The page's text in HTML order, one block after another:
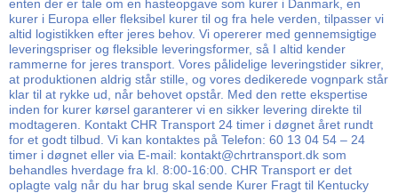
enten der er tale om en hasteopgave som kurer i Danmark, en
kurer i Europa eller fleksibel kurer til og fra hele verden, tilpasser vi
altid logistikken efter jeres behov. Vi opererer med gennemsigtige
leveringspriser og fleksible leveringsformer, så I altid kender
rammerne for jeres transport. Vores pålidelige leveringstider sikrer,
at produktionen aldrig står stille, og vores dedikerede vognpark står
klar til at rykke ud, når behovet opstår. Med den rette ekspertise
inden for kurer kørsel garanterer vi en sikker levering direkte til
modtageren. Kontakt CHR Transport 24 timer i døgnet året rundt
for et godt tilbud. Vi kan kontaktes på Telefon: 60 13 04 54 – 24
timer i døgnet eller via E-mail: kontakt@chrtransport.dk som
behandles hverdage fra kl. 8:00-16:00. CHR Transport er det
oplagte valg når du har brug skal sende Kurer Fragt til Kentucky